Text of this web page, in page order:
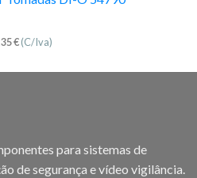
€(C/Iva)
para sistemas de
de segurança e vídeo vigilância.